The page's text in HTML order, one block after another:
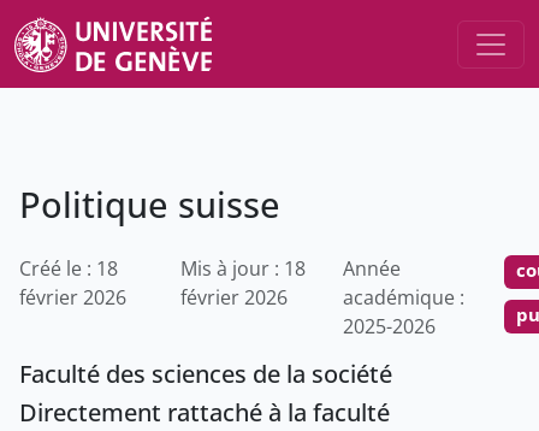
Politique suisse
Créé le : 18
février 2026
Mis à jour : 18
février 2026
Année
académique :
2025-2026
Faculté des sciences de la société
Directement rattaché à la faculté